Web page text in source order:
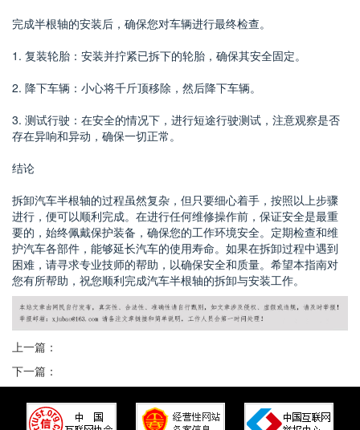
完成半根轴的安装后，确保您对车辆进行最终检查。
1. 复装轮胎：安装并拧紧已拆下的轮胎，确保其安全固定。
2. 降下车辆：小心将千斤顶移除，然后降下车辆。
3. 测试行驶：在安全的情况下，进行短途行驶测试，注意观察是否
存在异响和异动，确保一切正常。
结论
拆卸汽车半根轴的过程虽然复杂，但只要细心着手，按照以上步骤
进行，便可以顺利完成。在进行任何维修操作前，保证安全是最重
要的，始终佩戴保护装备，确保您的工作环境安全。定期检查和维
护汽车各部件，能够延长汽车的使用寿命。如果在拆卸过程中遇到
困难，请寻求专业技师的帮助，以确保安全和质量。希望本指南对
您有所帮助，祝您顺利完成汽车半根轴的拆卸与安装工作。
上一篇：
下一篇：